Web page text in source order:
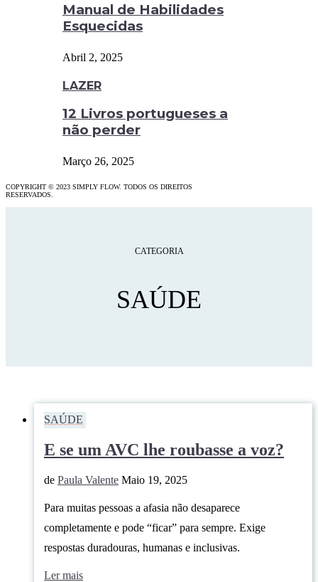
Manual de Habilidades
Esquecidas
Abril 2, 2025
LAZER
12 Livros portugueses a
não perder
Março 26, 2025
COPYRIGHT © 2023 SIMPLY FLOW. TODOS OS DIREITOS
RESERVADOS.
CATEGORIA
SAÚDE
SAÚDE
E se um AVC lhe roubasse a voz?
de Paula Valente Maio 19, 2025
Para muitas pessoas a afasia não desaparece
completamente e pode “ficar” para sempre. Exige
respostas duradouras, humanas e inclusivas.
Ler mais